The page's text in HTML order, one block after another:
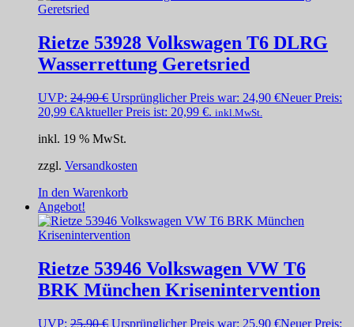
Rietze 53928 Volkswagen T6 DLRG
Wasserrettung Geretsried
UVP: 24,90€ Ursprünglicher Preis war: 24,90 €Neuer Preis:
20,99 €Aktueller Preis ist: 20,99 €. inkl.MwSt.
inkl. 19 % MwSt.
zzgl. Versandkosten
In den Warenkorb
Angebot!
Rietze 53946 Volkswagen VW T6
BRK München Krisenintervention
UVP: 25,90€ Ursprünglicher Preis war: 25,90 €Neuer Preis: